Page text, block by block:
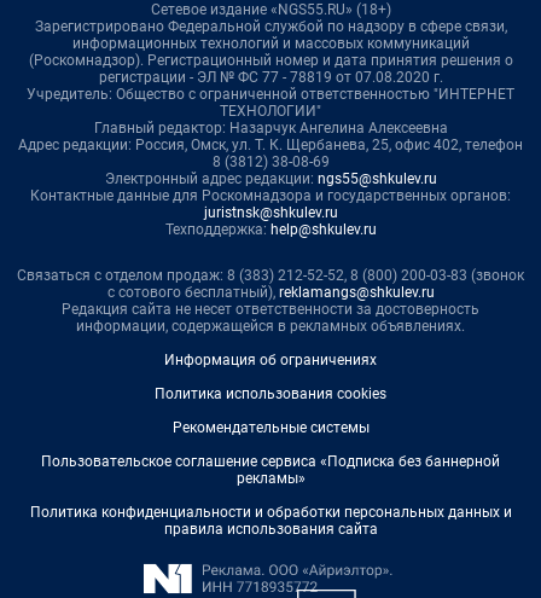
Сетевое издание «NGS55.RU» (18+)
Зарегистрировано Федеральной службой по надзору в сфере связи,
информационных технологий и массовых коммуникаций
(Роскомнадзор). Регистрационный номер и дата принятия решения о
регистрации - ЭЛ № ФС 77 - 78819 от 07.08.2020 г.
Учредитель: Общество с ограниченной ответственностью "ИНТЕРНЕТ
ТЕХНОЛОГИИ"
Главный редактор: Назарчук Ангелина Алексеевна
Адрес редакции: Россия, Омск, ул. Т. К. Щербанева, 25, офис 402, телефон
8 (3812) 38-08-69
Электронный адрес редакции: ngs55@shkulev.ru
Контактные данные для Роскомнадзора и государственных органов:
juristnsk@shkulev.ru
Техподдержка: help@shkulev.ru
Связаться с отделом продаж: 8 (383) 212-52-52, 8 (800) 200-03-83 (звонок
с сотового бесплатный), reklamangs@shkulev.ru
Редакция сайта не несет ответственности за достоверность
информации, содержащейся в рекламных объявлениях.
Информация об ограничениях
Политика использования cookies
Рекомендательные системы
Пользовательское соглашение сервиса «Подписка без баннерной
рекламы»
Политика конфиденциальности и обработки персональных данных и
правила использования сайта